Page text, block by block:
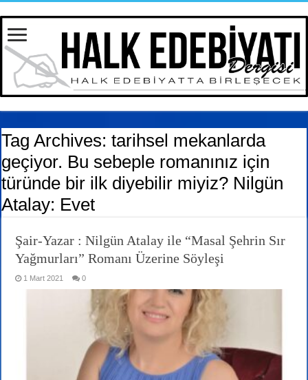
Tag Archives:tarihsel mekanlarda
geçiyor. Bu sebeple romanınız için
türünde bir ilk diyebilir miyiz? Nilgün
Atalay: Evet
Şair-Yazar : Nilgün Atalay ile “Masal Şehrin Sır
Yağmurları” Romanı Üzerine Söyleşi
1 Mart 2021 0